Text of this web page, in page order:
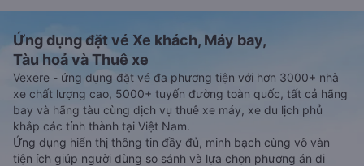
Ứng dụng đặt vé Xe khách, Máy bay,
Tàu hoả và Thuê xe
Vexere - ứng dụng đặt vé đa phương tiện với hơn 3000+ nhà
xe chất lượng cao, 5000+ tuyến đường toàn quốc, tất cả hãng
bay và hãng tàu cùng dịch vụ thuê xe máy, xe du lịch phủ
khắp các tỉnh thành tại Việt Nam.
Ứng dụng hiển thị thông tin đầy đủ, minh bạch cùng vô vàn
tiện ích giúp người dùng so sánh và lựa chọn phương án di